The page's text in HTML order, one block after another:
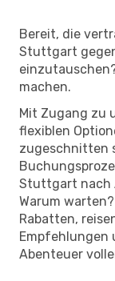
Bereit, die
Stuttgart
machen.
Mit Zugang zu
flexiblen
zugeschnitten
Stuttgart nach
Warum
Rabatten,
Empfehlungen
Abenteuer